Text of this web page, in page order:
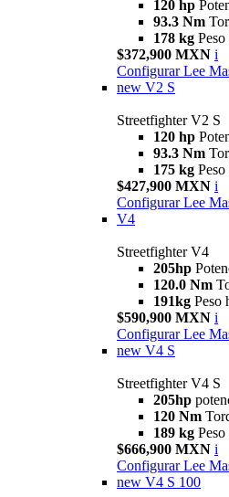
120 hp
93.3 Nm
178 kg
$372,900 MXN i
Configurar Lee
new V2 S
Streetfighter V2 S
120 hp
93.3 Nm
175 kg
$427,900 MXN i
Configurar Lee
V4
Streetfighter V4
205hp
120.0 Nm
191kg Peso
$590,900 MXN i
Configurar Lee
new V4 S
Streetfighter V4 S
205hp
120 Nm
189 kg
$666,900 MXN i
Configurar Lee
new V4 S 100